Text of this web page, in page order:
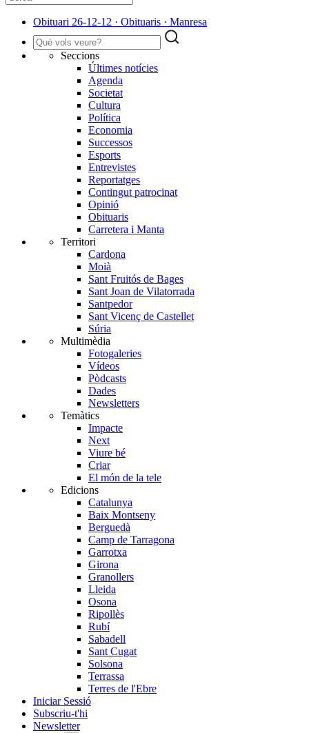
Obituari 26-12-12 · Obituaris · Manresa
Seccions
Últimes notícies
Agenda
Societat
Cultura
Política
Economia
Successos
Esports
Entrevistes
Reportatges
Contingut patrocinat
Opinió
Obituaris
Carretera i Manta
Territori
Cardona
Moià
Sant Fruitós de Bages
Sant Joan de Vilatorrada
Santpedor
Sant Vicenç de Castellet
Súria
Multimèdia
Fotogaleries
Vídeos
Pòdcasts
Dades
Newsletters
Temàtics
Impacte
Next
Viure bé
Criar
El món de la tele
Edicions
Catalunya
Baix Montseny
Berguedà
Camp de Tarragona
Garrotxa
Girona
Granollers
Lleida
Osona
Ripollès
Rubí
Sabadell
Sant Cugat
Solsona
Terrassa
Terres de l'Ebre
Iniciar Sessió
Subscriu-t'hi
Newsletter